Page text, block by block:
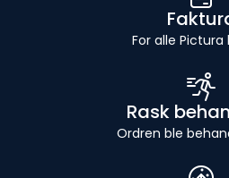
For alle Pictura
Rask
Ordren ble